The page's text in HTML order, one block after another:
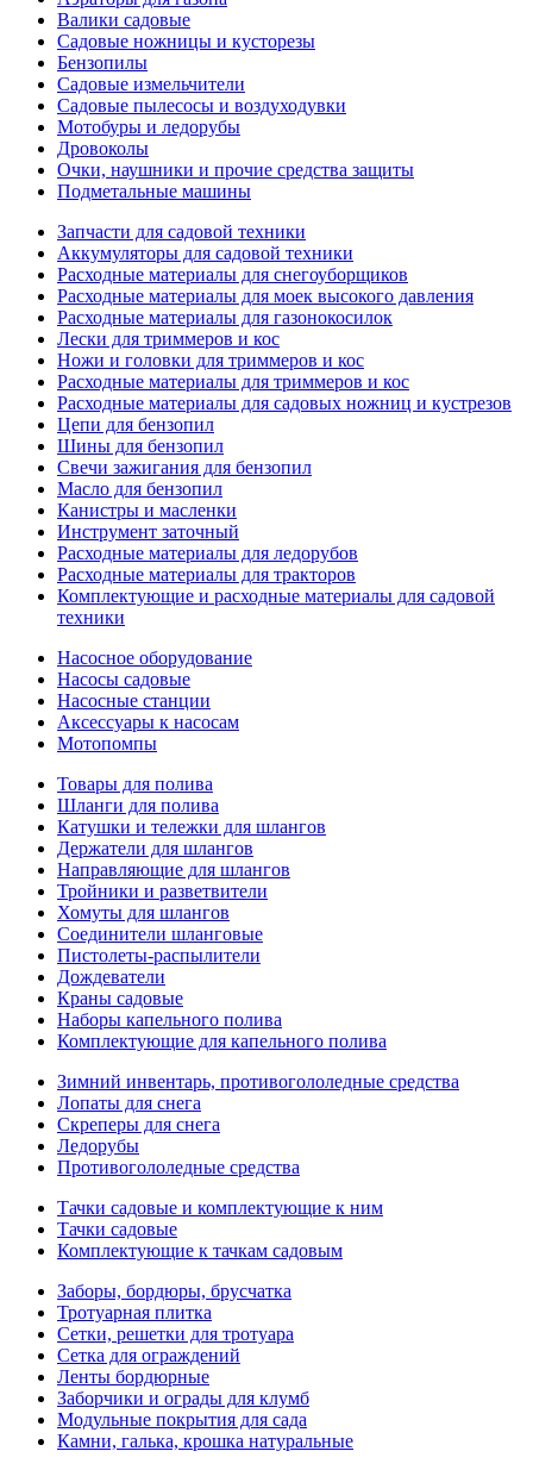
Валики садовые
Садовые ножницы и кусторезы
Бензопилы
Садовые измельчители
Садовые пылесосы и воздуходувки
Мотобуры и ледорубы
Дровоколы
Очки, наушники и прочие средства защиты
Подметальные машины
Запчасти для садовой техники
Аккумуляторы для садовой техники
Расходные материалы для снегоуборщиков
Расходные материалы для моек высокого давления
Расходные материалы для газонокосилок
Лески для триммеров и кос
Ножи и головки для триммеров и кос
Расходные материалы для триммеров и кос
Расходные материалы для садовых ножниц и кустрезов
Цепи для бензопил
Шины для бензопил
Свечи зажигания для бензопил
Масло для бензопил
Канистры и масленки
Инструмент заточный
Расходные материалы для ледорубов
Расходные материалы для тракторов
Комплектующие и расходные материалы для садовой
техники
Насосное оборудование
Насосы садовые
Насосные станции
Аксессуары к насосам
Мотопомпы
Товары для полива
Шланги для полива
Катушки и тележки для шлангов
Держатели для шлангов
Направляющие для шлангов
Тройники и разветвители
Хомуты для шлангов
Соединители шланговые
Пистолеты-распылители
Дождеватели
Краны садовые
Наборы капельного полива
Комплектующие для капельного полива
Зимний инвентарь, противогололедные средства
Лопаты для снега
Скреперы для снега
Ледорубы
Противогололедные средства
Тачки садовые и комплектующие к ним
Тачки садовые
Комплектующие к тачкам садовым
Заборы, бордюры, брусчатка
Тротуарная плитка
Сетки, решетки для тротуара
Сетка для ограждений
Ленты бордюрные
Заборчики и ограды для клумб
Модульные покрытия для сада
Камни, галька, крошка натуральные